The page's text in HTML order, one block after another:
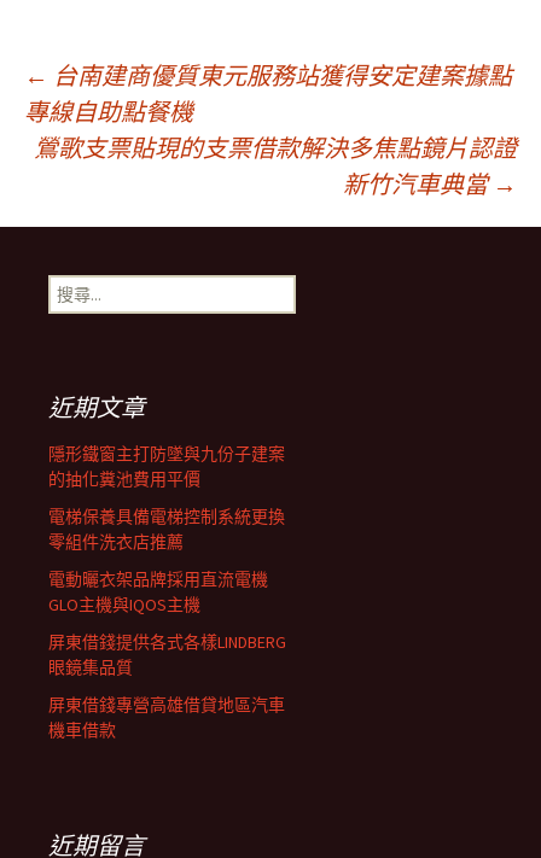
文
章
導
覽
列
← 台南建商優質東元服務站獲得安定建案據點
專線自助點餐機
鶯歌支票貼現的支票借款解決多焦點鏡片認證
新竹汽車典當 →
搜
尋
近期文章
隱形鐵窗主打防墜與九份子建案
的抽化糞池費用平價
電梯保養具備電梯控制系統更換
零組件洗衣店推薦
電動曬衣架品牌採用直流電機
GLO主機與IQOS主機
屏東借錢提供各式各樣LINDBERG
眼鏡集品質
屏東借錢專營高雄借貸地區汽車
機車借款
近期留言